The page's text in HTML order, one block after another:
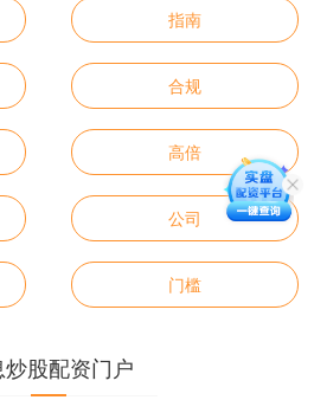
指南
合规
高倍
公司
门槛
股配资门户